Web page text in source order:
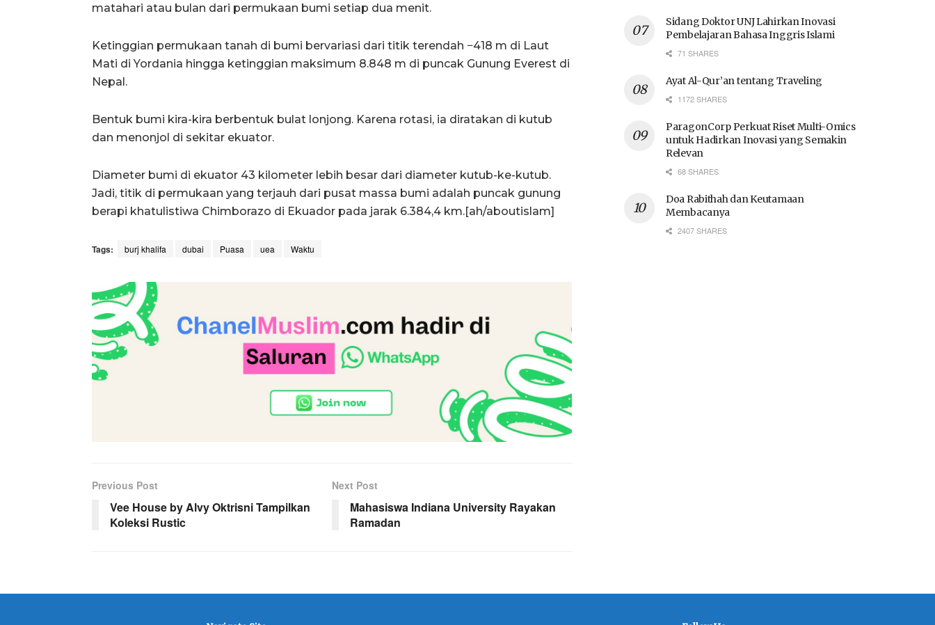
matahari atau bulan dari permukaan bumi setiap dua menit.
Ketinggian permukaan tanah di bumi bervariasi dari titik terendah −418 m di Laut
Mati di Yordania hingga ketinggian maksimum 8.848 m di puncak Gunung Everest di
Nepal.
Bentuk bumi kira-kira berbentuk bulat lonjong. Karena rotasi, ia diratakan di kutub
dan menonjol di sekitar ekuator.
Diameter bumi di ekuator 43 kilometer lebih besar dari diameter kutub-ke-kutub.
Jadi, titik di permukaan yang terjauh dari pusat massa bumi adalah puncak gunung
berapi khatulistiwa Chimborazo di Ekuador pada jarak 6.384,4 km.[ah/aboutislam]
Tags: burj khalifa dubai Puasa uea Waktu
Previous Post
Vee House by Alvy Oktrisni Tampilkan
Koleksi Rustic
Next Post
Mahasiswa Indiana University Rayakan
Ramadan
Sidang Doktor UNJ Lahirkan Inovasi
Pembelajaran Bahasa Inggris Islami
71 SHARES
Ayat Al-Qur’an tentang Traveling
1172 SHARES
ParagonCorp Perkuat Riset Multi-Omics
untuk Hadirkan Inovasi yang Semakin
Relevan
68 SHARES
Doa Rabithah dan Keutamaan
Membacanya
2407 SHARES